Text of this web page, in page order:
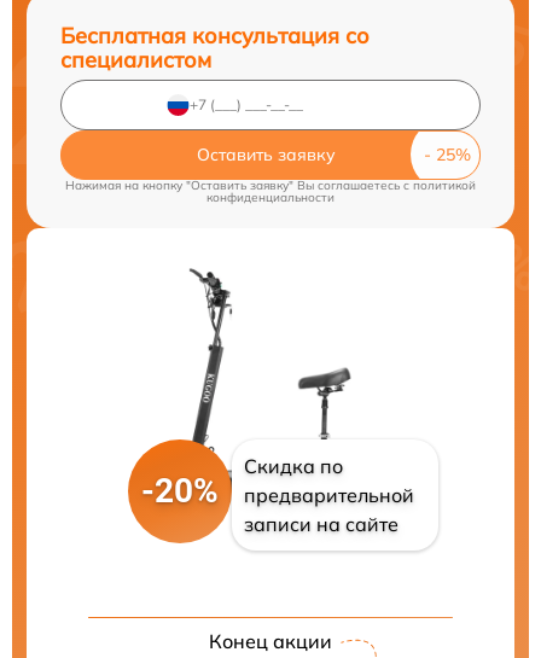
Бесплатная консультация со
специалистом
Оставить заявку
Нажимая на кнопку "Оставить заявку" Вы соглашаетесь cполитикой
конфиденциальности
-20%
Скидка по
предварительной
записи на сайте
Конец акции